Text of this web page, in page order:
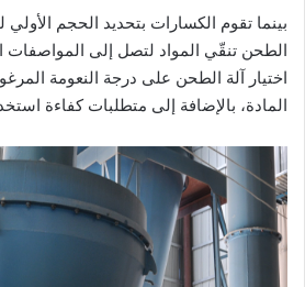
بينما تقوم الكسارات بتحديد الحجم الأولي
الطحن تنقّي المواد لتصل إلى المواصفات
اختيار آلة الطحن على درجة النعومة
المادة، بالإضافة إلى متطلبات كفاءة